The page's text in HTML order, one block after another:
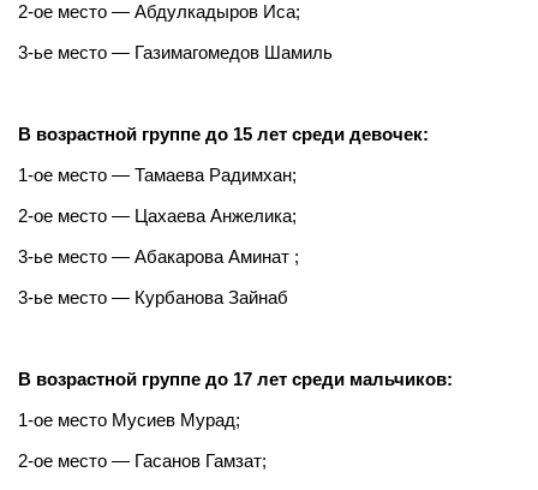
2-ое место — Абдулкадыров Иса;
3-ье место — Газимагомедов Шамиль
В возрастной группе до 15 лет среди девочек:
1-ое место — Тамаева Радимхан;
2-ое место — Цахаева Анжелика;
3-ье место — Абакарова Аминат ;
3-ье место — Курбанова Зайнаб
В возрастной группе до 17 лет среди мальчиков:
1-ое место Мусиев Мурад;
2-ое место — Гасанов Гамзат;